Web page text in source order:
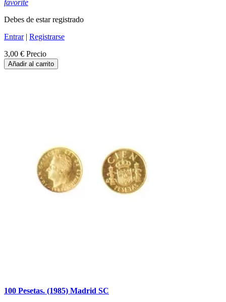
favorite
Debes de estar registrado
Entrar| Registrarse
3,00 € Precio
Añadir al carrito
100 Pesetas. (1985) Madrid SC